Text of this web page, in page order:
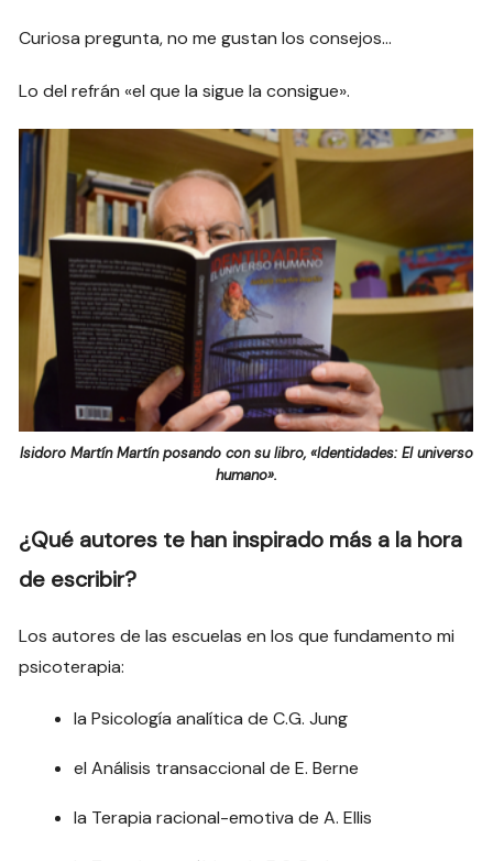
Curiosa pregunta, no me gustan los consejos…
Lo del refrán «el que la sigue la consigue».
Isidoro Martín Martín posando con su libro, «Identidades: El universo
humano».
¿Qué autores te han inspirado más a la hora
de escribir?
Los autores de las escuelas en los que fundamento mi
psicoterapia:
la Psicología analítica de C.G. Jung
el Análisis transaccional de E. Berne
la Terapia racional-emotiva de A. Ellis